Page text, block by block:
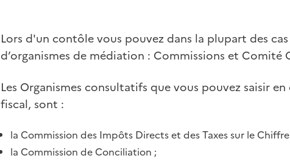
Lors d'un contôle vous pouvez dans la plupart des
d’organismes de médiation : Commissions et Comité
Les Organismes consultatifs que vous pouvez saisir
fiscal, sont :
la Commission des Impôts Directs et des Taxes sur le
la Commission de Conciliation ;